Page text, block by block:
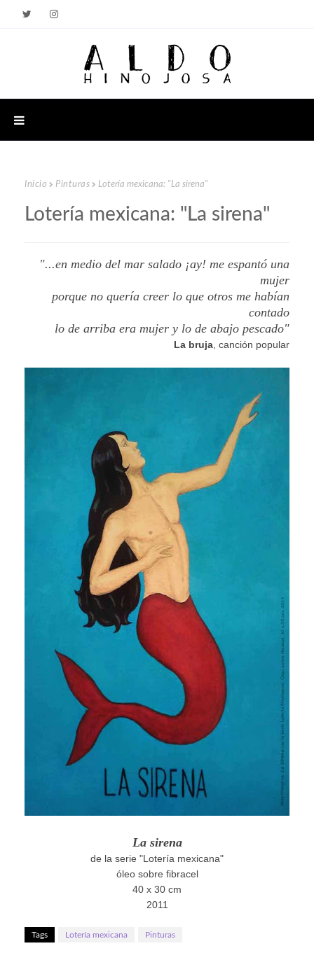
Inicio Pinturas Lotería mexicana: "La sirena"
Lotería mexicana: "La sirena"
"...en medio del mar salado ¡ay! me espantó una
mujer
porque no quería creer lo que otros me habían
contado
lo de arriba era mujer y lo de abajo pescado"
La bruja , canción popular
La sirena
de la serie "Lotería mexicana"
óleo sobre fibracel
40 x 30 cm
2011
Tags Lotería mexicana Pinturas